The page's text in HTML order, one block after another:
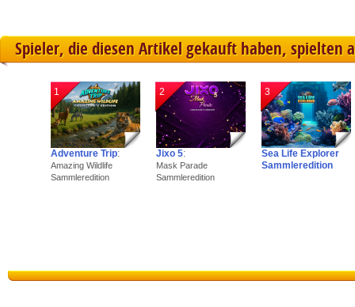
Spieler, die diesen Artikel gekauft haben, spielten
1
Adventure Trip:
Amazing Wildlife
Sammleredition
2
Jixo 5:
Mask Parade
Sammleredition
3
Sea Life Explorer
Sammleredition